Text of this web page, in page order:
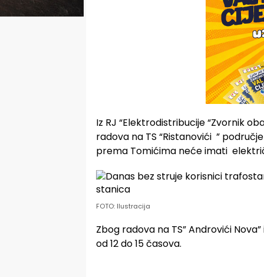
Iz RJ “Elektrodistribucije “Zvornik
radova na TS “Ristanovići ”
prema Tomićima neće imati
FOTO: Ilustracija
Zbog radova na TS” Androvići
od 12 do 15 časova.